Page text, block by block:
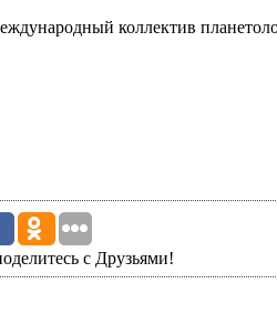
с Друзьями!